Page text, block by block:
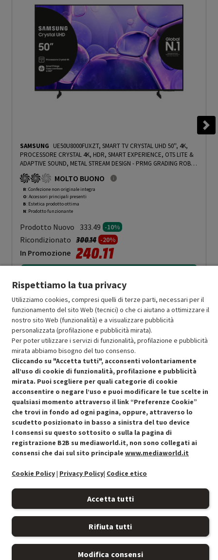
SAMSUNG UE50U8000FUXZT, SMART TV CRYSTAL UHD 50'', 4K,
PROCESSORE CRYSTAL 4K, HDR, SMART EXPERIENCE, OTS LITE &
ADAPTIVE SOUND, METAL STREAM DESIGN - PRMG GRADING ROBN -
10%
MOLTO BUONO
R: Confezione non originale integra
O: Accessori principali presenti
B: Estetica prodotto ottima
N: Prodotto funzionante
Prodotto Nuovo 333.49 -10%
Ricondizionato Prezzo ridotto da
300.14a-20%
In Promozione 240.11
OFFERTE IMPERDIBILI
Risparmio garantito rispetto al corrispondente prodotto nuovo.
Condizioni generali di vendita
Cookie Policy
Preferenze cookie
Recedere dal contratto qui
Rispettiamo la tua privacy
Utilizziamo cookies, compresi quelli di terze parti, necessari per il
funzionamento del sito Web (tecnici) o che ci aiutano a ottimizzare il
nostro sito Web (funzionalità) e a visualizzare pubblicità
personalizzata (profilazione e pubblicità mirata).
Per poter utilizzare i servizi di funzionalità, profilazione e pubblicità
mirata abbiamo bisogno del tuo consenso.
Cliccando su "Accetta tutti", acconsenti volontariamente
all’uso di cookie di funzionalità, profilazione e pubblicità
mirata. Puoi scegliere per quali categorie di cookie
acconsentire o negare l’uso e puoi modificare le tue scelte in
qualsiasi momento attraverso il link “Preferenze Cookie”
che trovi in fondo ad ogni pagina, oppure, attraverso lo
scudetto posizionato in basso a sinistra del tuo device
I consensi su questo sottosito o sulla la pagina di
registrazione B2B su mediaworld.it, non sono collegati ai
consensi che dai sul sito principale www.mediaworld.it
Cookie Policy| Privacy Policy| Codice etico
Accetta tutti
Rifiuta tutti
Modifica consensi